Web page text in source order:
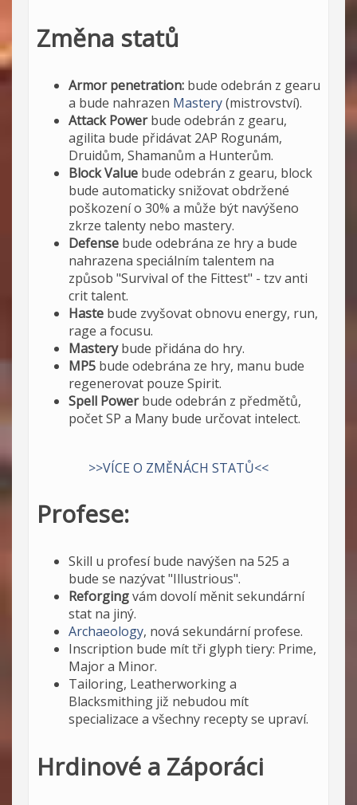
Změna statů
Armor penetration: bude odebrán z gearu
a bude nahrazen Mastery(mistrovství).
Attack Powerbude odebrán z gearu,
agilita bude přidávat 2AP Rogunám,
Druidům, Shamanům a Hunterům.
Block Value bude odebrán z gearu, block
bude automaticky snižovat obdržené
poškození o 30% a může být navýšeno
zkrze talenty nebo mastery.
Defense bude odebrána ze hry a bude
nahrazena speciálním talentem na
způsob "Survival of the Fittest" - tzv anti
crit talent.
Haste bude zvyšovat obnovu energy, run,
rage a focusu.
Masterybude přidána do hry.
MP5 bude odebrána ze hry, manu bude
regenerovat pouze Spirit.
Spell Powerbude odebrán z předmětů,
počet SP a Many bude určovat intelect.
>>VÍCE O ZMĚNÁCH STATŮ<<
Profese:
Skill u profesí bude navýšen na 525 a
bude se nazývat "Illustrious".
Reforgingvám dovolí měnit sekundární
stat na jiný.
Archaeology, nová sekundární profese.
Inscription bude mít tři glyph tiery: Prime,
Major a Minor.
Tailoring, Leatherworking a
Blacksmithing již nebudou mít
specializace a všechny recepty se upraví.
Hrdinové a Záporáci